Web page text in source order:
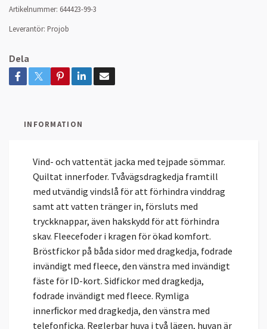
Artikelnummer: 644423-99-3
Leverantör: Projob
Dela
INFORMATION
Vind- och vattentät jacka med tejpade sömmar.
Quiltat innerfoder. Tvåvägsdragkedja framtill
med utvändig vindslå för att förhindra vinddrag
samt att vatten tränger in, försluts med
tryckknappar, även hakskydd för att förhindra
skav. Fleecefoder i kragen för ökad komfort.
Bröstfickor på båda sidor med dragkedja, fodrade
invändigt med fleece, den vänstra med invändigt
fäste för ID-kort. Sidfickor med dragkedja,
fodrade invändigt med fleece. Rymliga
innerﬁckor med dragkedja, den vänstra med
telefonficka. Reglerbar huva i två lägen, huvan är